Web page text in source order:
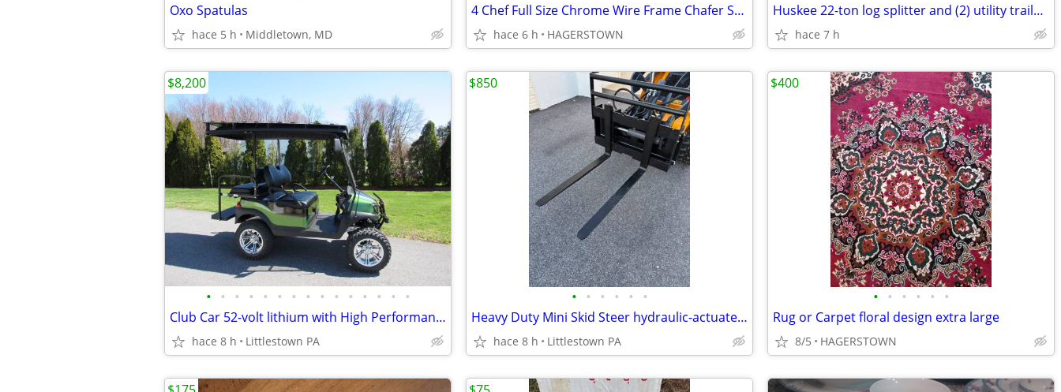
Oxo Spatulas
hace 5 h Middletown, MD
4 Chef Full Size Chrome Wire Frame Chafer Stand
hace 6 h HAGERSTOWN
Huskee 22-ton log splitter and (2) utility trailers
hace 7 h
• • • • • • • • • • • • • • •
Club Car 52-volt lithium with High Performance Solar Panels
hace 8 h Littlestown PA
$8,200
• • • • • •
Heavy Duty Mini Skid Steer hydraulic-actuated sliding Paller forks
hace 8 h Littlestown PA
$850
• • • • • •
Rug or Carpet floral design extra large
8/5 HAGERSTOWN
$400